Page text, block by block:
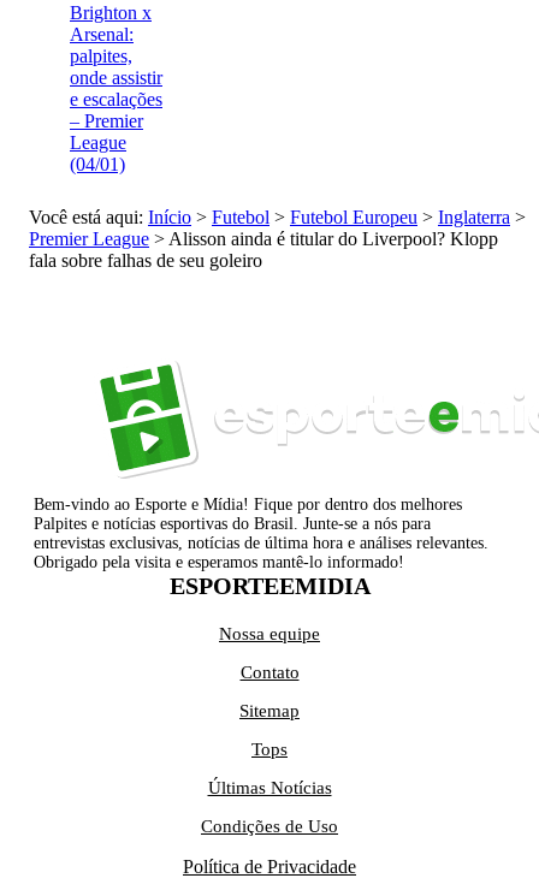
Brighton x
Arsenal:
palpites,
onde assistir
e escalações
– Premier
League
(04/01)
Você está aqui: Início > Futebol > Futebol Europeu > Inglaterra >
Premier League > Alisson ainda é titular do Liverpool? Klopp
fala sobre falhas de seu goleiro
Bem-vindo ao Esporte e Mídia! Fique por dentro dos melhores
Palpites e notícias esportivas do Brasil. Junte-se a nós para
entrevistas exclusivas, notícias de última hora e análises relevantes.
Obrigado pela visita e esperamos mantê-lo informado!
ESPORTEEMIDIA
Nossa equipe
Contato
Sitemap
Tops
Últimas Notícias
Condições de Uso
Política de Privacidade